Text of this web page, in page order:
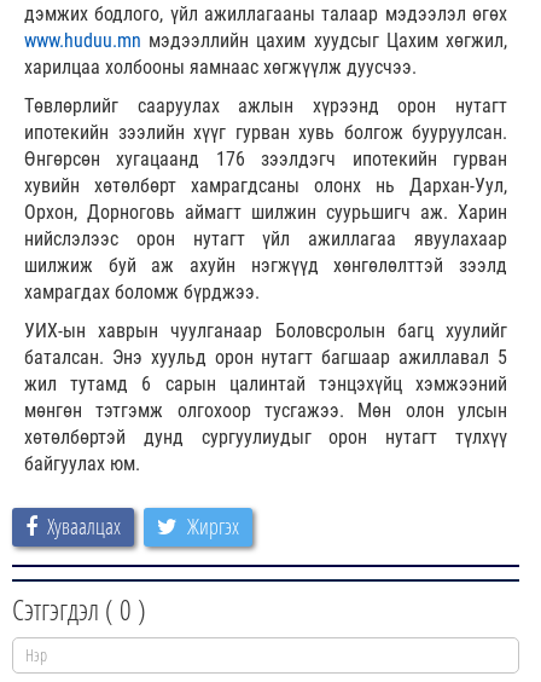
дэмжих бодлого, үйл ажиллагааны талаар мэдээлэл өгөх
www.huduu.mn мэдээллийн цахим хуудсыг Цахим хөгжил,
харилцаа холбооны яамнаас хөгжүүлж дуусчээ.
Төвлөрлийг сааруулах ажлын хүрээнд орон нутагт
ипотекийн зээлийн хүүг гурван хувь болгож бууруулсан.
Өнгөрсөн хугацаанд 176 зээлдэгч ипотекийн гурван
хувийн хөтөлбөрт хамрагдсаны олонх нь Дархан-Уул,
Орхон, Дорноговь аймагт шилжин суурьшигч аж. Харин
нийслэлээс орон нутагт үйл ажиллагаа явуулахаар
шилжиж буй аж ахуйн нэгжүүд хөнгөлөлттэй зээлд
хамрагдах боломж бүрджээ.
УИХ-ын хаврын чуулганаар Боловсролын багц хуулийг
баталсан. Энэ хуульд орон нутагт багшаар ажиллавал 5
жил тутамд 6 сарын цалинтай тэнцэхүйц хэмжээний
мөнгөн тэтгэмж олгохоор тусгажээ. Мөн олон улсын
хөтөлбөртэй дунд сургуулиудыг орон нутагт түлхүү
байгуулах юм.
Хуваалцах Жиргэх
Сэтгэгдэл ( 0 )